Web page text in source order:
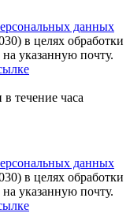
данных
в целях обработки
указанную почту.
течение часа
данных
в целях обработки
указанную почту.